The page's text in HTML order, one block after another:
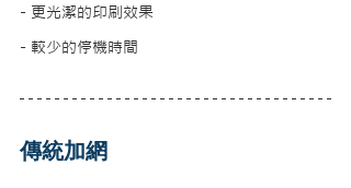
- 更光潔的印刷效果
- 較少的停機時間
傳統加網